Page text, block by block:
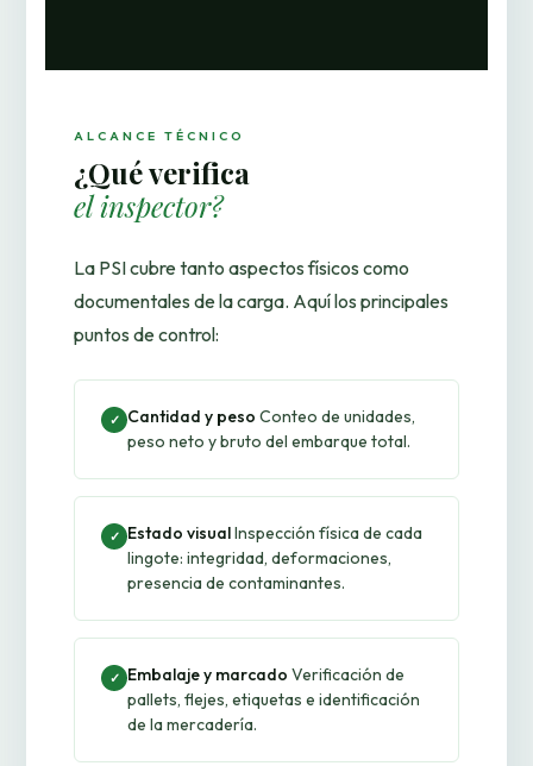
ALCANCE TÉCNICO
¿Qué verifica
el inspector?
La PSI cubre tanto aspectos físicos como
documentales de la carga. Aquí los principales
puntos de control:
✓ Cantidad y peso Conteo de unidades,
peso neto y bruto del embarque total.
✓ Estado visualInspección física de cada
lingote: integridad, deformaciones,
presencia de contaminantes.
✓ Embalaje y marcado Verificación de
pallets, flejes, etiquetas e identificación
de la mercadería.